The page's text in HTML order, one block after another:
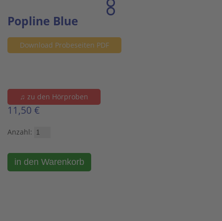
Popline Blue
Download Probeseiten PDF
♫ zu den Hörproben
11,50 €
Anzahl: